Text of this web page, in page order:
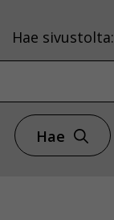
Hae sivustolta:
Hae